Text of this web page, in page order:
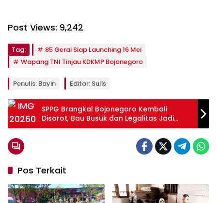
Post Views: 9,242
Tag:
85 Gerai Siap Launching 16 Mei
Wapang TNI Tinjau KDKMP Bojonegoro
Penulis: Bayin Editor: Sulis
SPPG Brangkal Bojonegoro Kembali
Disorot, Bau Busuk dan Legalitas Jadi
Sorotan Warga
Pos Terkait